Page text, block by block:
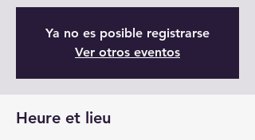
Ya no es posible registrarse
Ver otros eventos
Heure et lieu